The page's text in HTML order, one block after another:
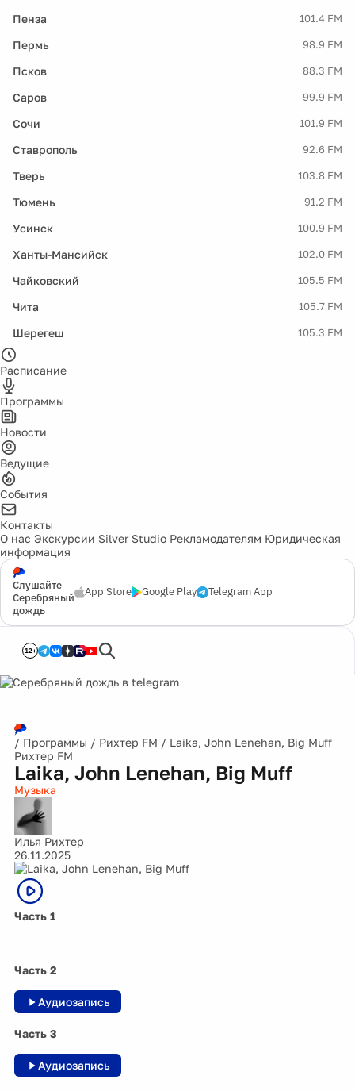
Пенза 101.4 FM
Пермь 98.9 FM
Псков 88.3 FM
Саров 99.9 FM
Сочи 101.9 FM
Ставрополь 92.6 FM
Тверь 103.8 FM
Тюмень 91.2 FM
Усинск 100.9 FM
Ханты-Мансийск 102.0 FM
Чайковский 105.5 FM
Чита 105.7 FM
Шерегеш 105.3 FM
Расписание
Программы
Новости
Ведущие
События
Контакты
О нас Экскурсии Silver Studio Рекламодателям Юридическая
информация
Слушайте
Серебряный
дождь
App Store Google Play Telegram App
12+
/ Программы / Рихтер FM / Laika, John Lenehan, Big Muff
Рихтер FM
Laika, John Lenehan, Big Muff
Музыка
Илья Рихтер
26.11.2025
Часть 1
Часть 2
Аудиозапись
Часть 3
Аудиозапись